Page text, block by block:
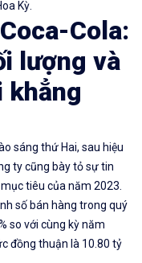
Kỳ.
Cola:
lượng và
khẳng
sáng thứ Hai, sau hiệu
ty cũng bày tỏ sự tin
tiêu của năm 2023.
số bán hàng trong quý
so với cùng kỳ năm
đồng thuận là 10.80 tỷ